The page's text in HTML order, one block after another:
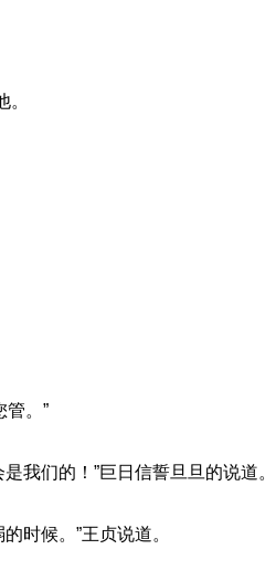
管。”
我们的！”巨日信誓旦旦的说道。
时候。”王贞说道。